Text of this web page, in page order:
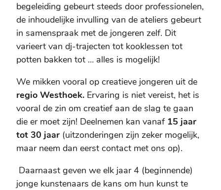
begeleiding gebeurt steeds door professionelen,
de inhoudelijke invulling van de ateliers gebeurt
in samenspraak met de jongeren zelf. Dit
varieert van dj-trajecten tot kooklessen tot
potten bakken tot … alles is mogelijk!
We mikken vooral op creatieve jongeren uit de
regio Westhoek. Ervaring is niet vereist, het is
vooral de zin om creatief aan de slag te gaan
die er moet zijn! Deelnemen kan vanaf 15 jaar
tot 30 jaar (uitzonderingen zijn zeker mogelijk,
maar neem dan eerst contact met ons op).
Daarnaast geven we elk jaar 4 (beginnende)
jonge kunstenaars de kans om hun kunst te